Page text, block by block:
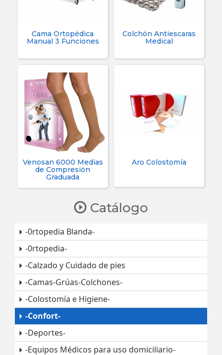
Cama Ortopédica
Manual 3 Funciones
Colchón Antiescaras
Medical
Venosan 6000 Medias
de Compresión
Graduada
Aro Colostomía
Catálogo
-0rtopedia Blanda-
-0rtopedia-
-Calzado y Cuidado de pies
-Camas-Grúas-Colchones-
-Colostomía e Higiene-
-Confort-
-Deportes-
-Equipos Médicos para uso domiciliario-